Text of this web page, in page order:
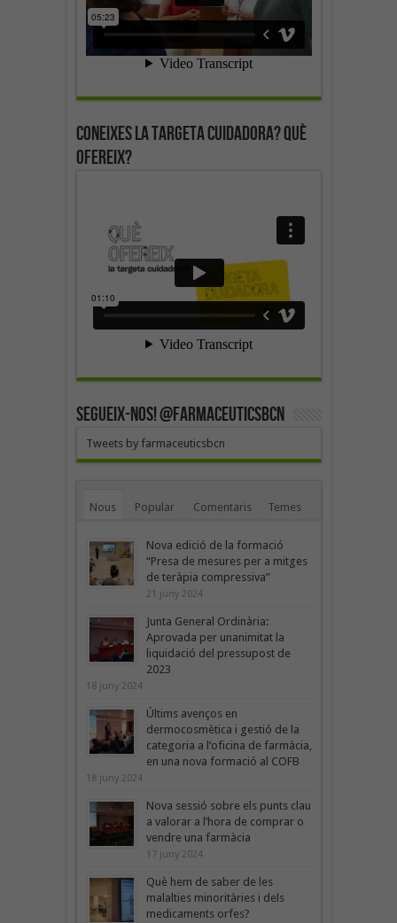
Coneixes la targeta cuidadora? Què
ofereix?
SEGUEIX-NOS! @farmaceuticsbcn
Tweets by farmaceuticsbcn
Nous Popular Comentaris Temes
Nova edició de la formació
“Presa de mesures per a mitges
de teràpia compressiva”
21 juny 2024
Junta General Ordinària:
Aprovada per unanimitat la
liquidació del pressupost de
2023
18 juny 2024
Últims avenços en
dermocosmètica i gestió de la
categoria a l’oficina de farmàcia,
en una nova formació al COFB
18 juny 2024
Nova sessió sobre els punts clau
a valorar a l’hora de comprar o
vendre una farmàcia
17 juny 2024
Què hem de saber de les
malalties minoritàries i dels
medicaments orfes?